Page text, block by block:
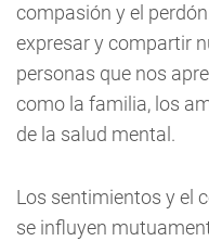
compasión y el
expresar y compartir
personas que nos
como la familia, los
de la salud mental.
Los sentimientos y el
se influyen